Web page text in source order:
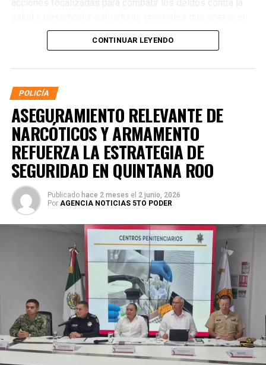
distintos municipios.
La coordinación tecnológica del C5 y el despliegue
operativo en campo permitieron la recuperación de105
relacionados con reportes de robo o probables
hechos delictivos. Además, se realizaron
24 mil 622
revisiones preventivasa personas y unidades
vehiculares, reforzando la vigilancia en zonas estratégicas
y puntos de alta movilidad.
CONTINUAR LEYENDO
POLICÍA
ASEGURAMIENTO RELEVANTE DE
NARCÓTICOS Y ARMAMENTO
REFUERZA LA ESTRATEGIA DE
SEGURIDAD EN QUINTANA ROO
Publicado hace 2 meses el 2 junio, 2026
Por AGENCIA NOTICIAS 5TO PODER